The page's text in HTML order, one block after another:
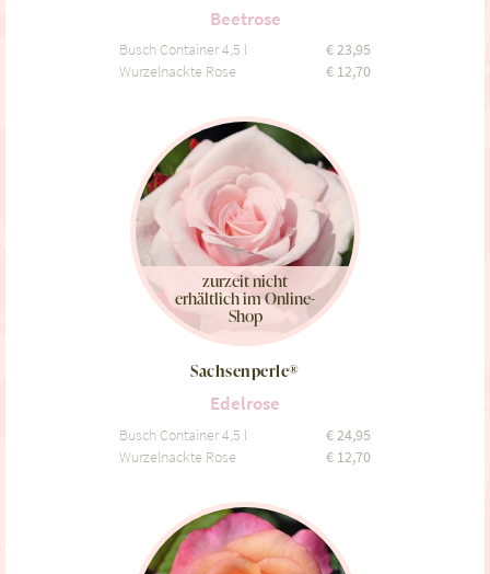
Beetrose
Busch Container 4,5 l €23,95
Wurzelnackte Rose
€ 12,70
zurzeit nicht
erhältlich im Online-
Shop
Sachsenperle®
Edelrose
Busch Container 4,5 l €24,95
Wurzelnackte Rose
€ 12,70